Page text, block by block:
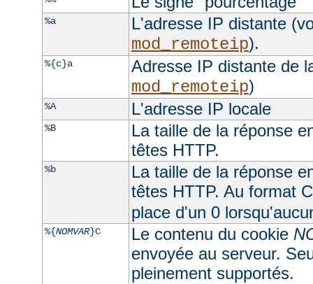
%a
L'adresse IP distante
mod_remoteip).
%{c}a
Adresse IP distante de
mod_remoteip)
%A L'adresse IP locale
%B
La taille de la réponse
têtes HTTP.
%b
La taille de la réponse
têtes HTTP. Au format
place d'un 0
%{NOMVAR}C Le contenu du cookie
envoyée au serveur.
pleinement supportés.